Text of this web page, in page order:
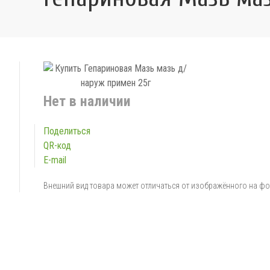
Нет в наличии
Поделиться
QR-код
E-mail
Внешний вид товара может отличаться от изображённого на